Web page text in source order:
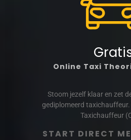
Online Taxi
Stoom jezelf klaar en zet
gediplomeerd taxichauffeur.
Taxichauffeur
START DIRECT